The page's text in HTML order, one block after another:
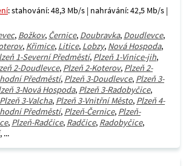
: stahování: 48,3 Mb/s | nahrávání: 42,5 Mb/s |
, Božkov, Černice, Doubravka, Doudlevce,
, Křimice, Litice, Lobzy, Nová Hospoda,
1-Severní Předměstí, Plzeň 1-Vinice-jih,
2-Doudlevce, Plzeň 2-Koterov, Plzeň 2-
Předměstí, Plzeň 3-Doudlevce, Plzeň 3-
3-Nová Hospoda, Plzeň 3-Radobyčice,
Plzeň 3-Valcha, Plzeň 3-Vnitřní Město, Plzeň 4-
Předměstí, Plzeň-Černice, Plzeň-
, Plzeň-Radčice, Radčice, Radobyčice,
, ...